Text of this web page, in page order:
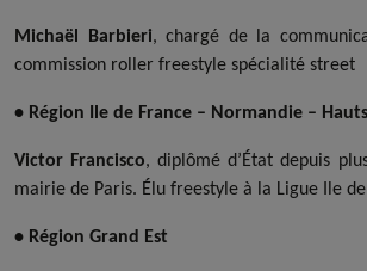
Michaël Barbieri, chargé de la
commission roller freestyle spécialité street
• Région Ile de France – Normandie –
Victor Francisco, diplômé d’État depuis
mairie de Paris. Élu freestyle à la Ligue Ile
• Région Grand Est